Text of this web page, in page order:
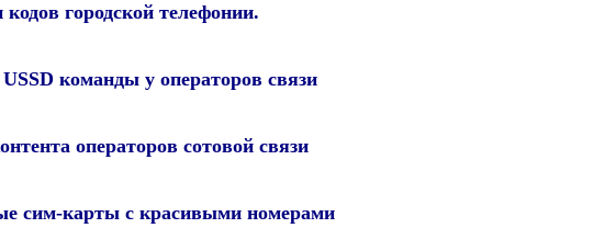
городской телефонии.
команды у операторов связи
операторов сотовой связи
сим-карты с красивыми номерами